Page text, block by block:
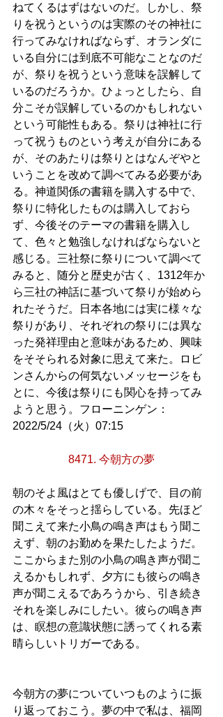
ねてくるはずはないのだ。しかし、祭
りを祝うというのは実際のその神社に
行ってみなければならず、オランダに
いる自分には到底不可能なことなのだ
が、祭りを祝うという意味を誤解して
いるのだろうか。ひょっとしたら、自
分こそが誤解しているのかもしれない
という可能性もある。祭りは神社に行
って祝うものという考えが自分にある
が、そのあたりは祭りとはなんぞやと
いうことを改めて調べてみる必要があ
る。神道関係の書籍を購入する中で、
祭りに特化したものは購入しておら
ず、今後そのテーマの書籍を購入し
て、色々と勉強しなければならないと
感じる。三社祭に祭りについて調べて
みると、随分と歴史が古く、1312年か
ら三社の神話に基づいて祭りが始めら
れたそうだ。日本各地には実に様々な
祭りがあり、それぞれの祭りには異な
った発祥理由と意味があるため、興味
をそそられる対象に思えて来た。ロビ
ンさんからの何気ないメッセージをも
とに、今後は祭りにも関心を持ってみ
ようと思う。フローニンゲン：
2022/5/24（火）07:15
8471. 今朝方の夢
朝のそよ風はとても優しげで、目の前
の木々をそっと揺らしている。先ほど
聞こえて来た小鳥の鳴き声はもう聞こ
えず、朝のお勤めを果たしたようだ。
ここからまた別の小鳥の鳴き声が聞こ
えるかもしれず、夕方にも彼らの鳴き
声が聞こえるであろうから、引き続き
それを楽しみにしたい。彼らの鳴き声
は、瞑想の意識状態に誘ってくれる素
晴らしいトリガーである。
今朝方の夢についていつものように振
り返っておこう。夢の中で私は、福岡